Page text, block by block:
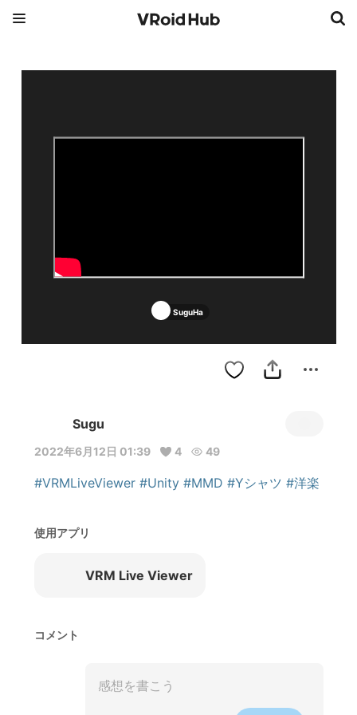
SuguHa
Sugu
2022年6月12日 01:39 4 49
#VRMLiveViewer #Unity #MMD #Yシャツ #洋楽
使用アプリ
VRM Live Viewer
コメント